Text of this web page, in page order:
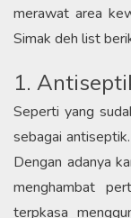
merawat area
Simak deh list
1.
Seperti yang
sebagai
Dengan adanya
menghambat
terpkasa